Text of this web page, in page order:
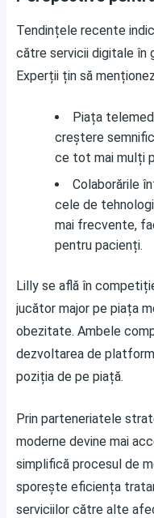
Tendințele recente
către servicii digitale în
Experții țin să
Piața
creștere
ce tot mai mulți
Colaborările
cele de
mai frecvente,
pentru pacienți.
Lilly se află în
jucător major pe piața
obezitate. Ambele
dezvoltarea de
poziția de pe piață.
Prin parteneriatele
moderne devine mai
simplifică procesul de
sporește eficiența
serviciilor către alte